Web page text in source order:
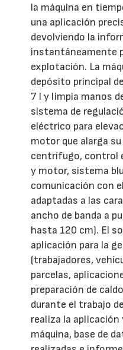
la máquina en
una aplicación
devolviendo la
instantáneamente
explotación. La
depósito principal
7 l y limpia manos
sistema de
eléctrico para
motor que alarga
centrífugo, control
y motor, sistema
comunicación con
adaptadas a las
ancho de banda a
hasta 120 cm). El
aplicación para la
(trabajadores,
parcelas,
preparación de
durante el trabajo
realiza la aplicación
máquina, base de